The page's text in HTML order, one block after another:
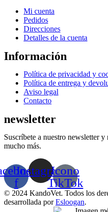
Menú
Mi cuenta
Pedidos
Direcciones
Detalles de la cuenta
Información
Menú
Política de privacidad y
Política de entrega y
Aviso legal
Contacto
newsletter
Suscríbete a nuestro newsletter
mucho más.
f
InstagramIcono
TikTok
© 2024 KandoVet. Todos los
desarrollada porEsloogan.